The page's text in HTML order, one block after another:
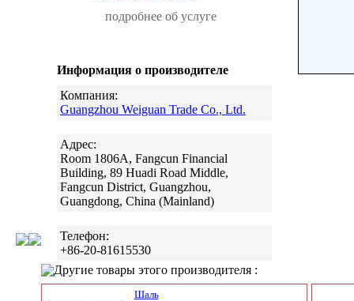
подробнее об услуге
Информация о производителе
Компания:
Guangzhou Weiguan Trade Co., Ltd.
Адрес:
Room 1806A, Fangcun Financial
Building, 89 Huadi Road Middle,
Fangcun District, Guangzhou,
Guangdong, China (Mainland)
Телефон:
+86-20-81615530
Другие товары этого производителя :
Шаль